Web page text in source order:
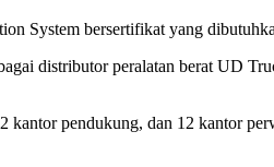
System bersertifikat yang
distributor peralatan berat UD
kantor pendukung, dan 12 kantor